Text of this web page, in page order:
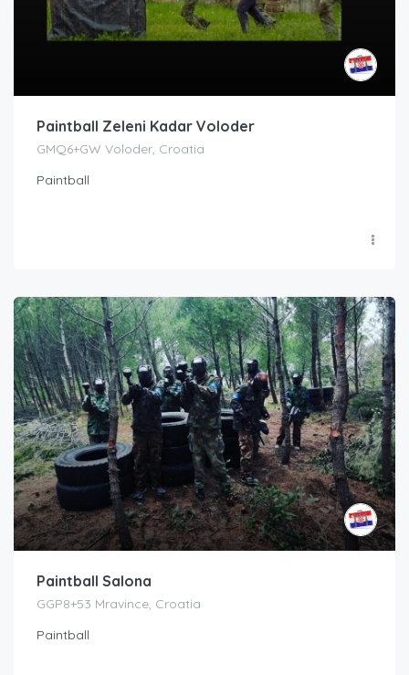
Paintball Zeleni Kadar Voloder
GMQ6+GW Voloder, Croatia
Paintball
Paintball Salona
GGP8+53 Mravince, Croatia
Paintball